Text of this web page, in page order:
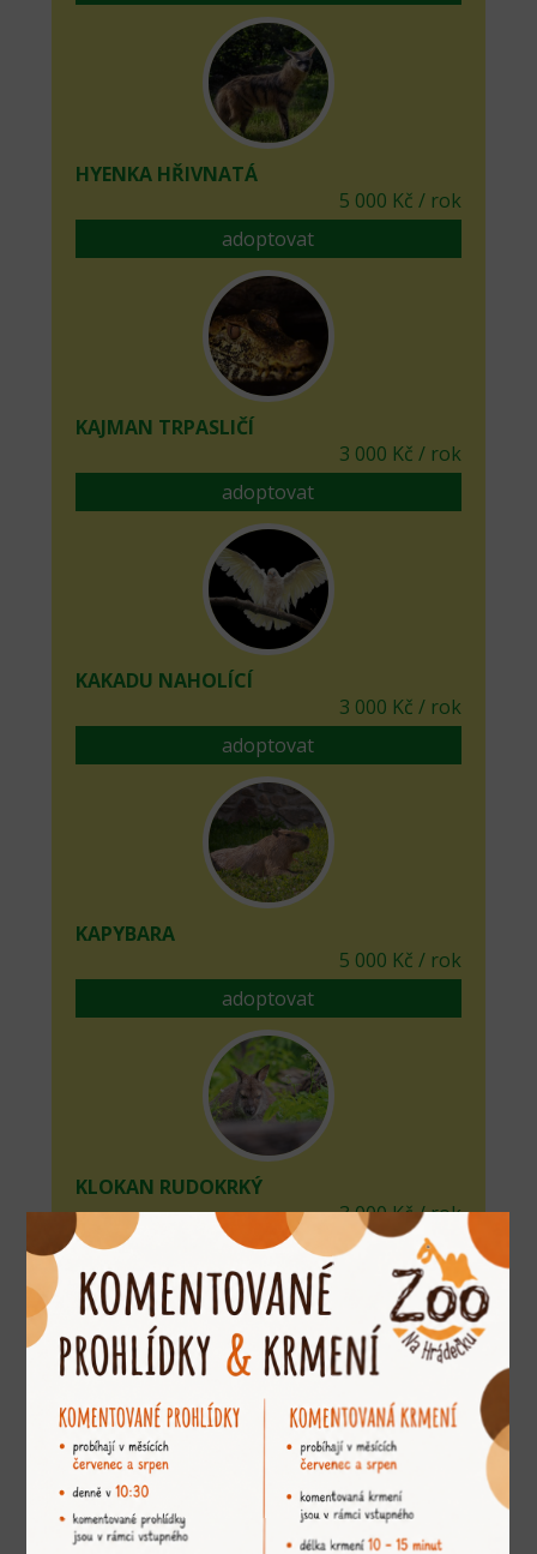
HYENKA HŘIVNATÁ
5 000 Kč / rok
adoptovat
KAJMAN TRPASLIČÍ
3 000 Kč / rok
adoptovat
KAKADU NAHOLÍCÍ
3 000 Kč / rok
adoptovat
KAPYBARA
5 000 Kč / rok
adoptovat
KLOKAN RUDOKRKÝ
3 000 Kč / rok
adoptovat
KLOKAN URU
2 500 Kč / rok
adoptovat